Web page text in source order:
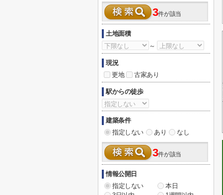
3件が該当
土地面積
～
現況
更地
古家あり
駅からの徒歩
建築条件
指定しない
あり なし
3件が該当
情報公開日
指定しない
本日